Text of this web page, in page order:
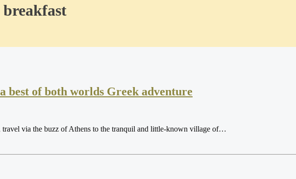
best of both worlds Greek adventure
via the buzz of Athens to the tranquil and little-known village of…